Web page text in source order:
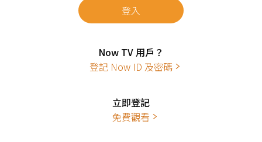
登入
Now TV 用戶？
登記 Now ID 及密碼
立即登記
免費觀看